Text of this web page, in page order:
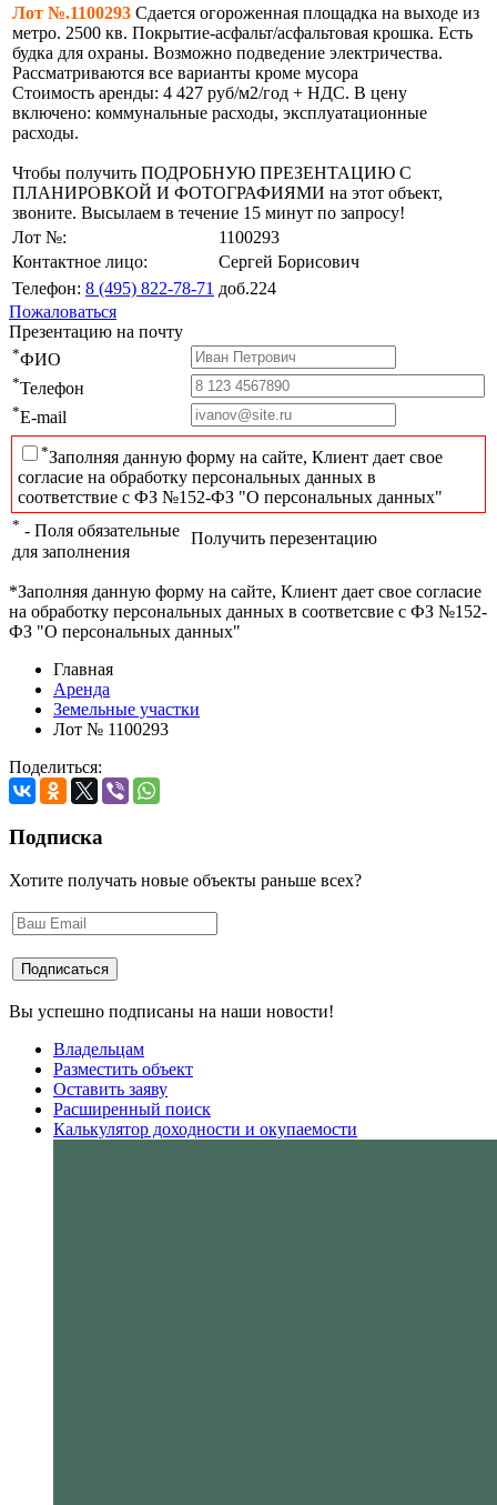
Лот №.1100293 Сдается огороженная площадка на выходе из
метро. 2500 кв. Покрытие-асфальт/асфальтовая крошка. Есть
будка для охраны. Возможно подведение электричества.
Рассматриваются все варианты кроме мусора
Стоимость аренды: 4 427 руб/м2/год + НДС. В цену
включено: коммунальные расходы, эксплуатационные
расходы.
Чтобы получить ПОДРОБНУЮ ПРЕЗЕНТАЦИЮ С
ПЛАНИРОВКОЙ И ФОТОГРАФИЯМИ на этот объект,
звоните. Высылаем в течение 15 минут по запросу!
Лот №:
1100293
Контактное лицо:
Сергей Борисович
Телефон: 8 (495) 822-78-71 доб.224
Пожаловаться
Презентацию на почту
*ФИО
*Телефон
*E-mail
*Заполняя данную форму на сайте, Клиент дает свое
согласие на обработку персональных данных в
соответствие с ФЗ №152-ФЗ "О персональных данных"
* - Поля обязательные
для заполнения
Получить перезентацию
*Заполняя данную форму на сайте, Клиент дает свое согласие
на обработку персональных данных в соответсвие с ФЗ №152-
ФЗ "О персональных данных"
Главная
Аренда
Земельные участки
Лот № 1100293
Поделиться:
Подписка
Хотите получать новые объекты раньше всех?
Вы успешно подписаны на наши новости!
Владельцам
Разместить объект
Оставить заяву
Расширенный поиск
Калькулятор доходности и окупаемости